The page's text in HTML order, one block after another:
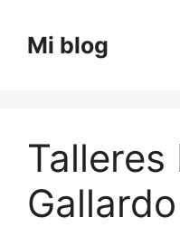
contenido
Mi blog
Talleres